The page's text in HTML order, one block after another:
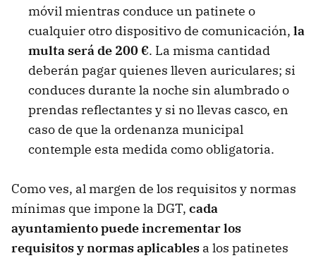
móvil mientras conduce un patinete o
cualquier otro dispositivo de comunicación, la
multa será de 200 €. La misma cantidad
deberán pagar quienes lleven auriculares; si
conduces durante la noche sin alumbrado o
prendas reflectantes y si no llevas casco, en
caso de que la ordenanza municipal
contemple esta medida como obligatoria.
Como ves, al margen de los requisitos y normas
mínimas que impone la DGT, cada
ayuntamiento puede incrementar los
requisitos y normas aplicables a los patinetes